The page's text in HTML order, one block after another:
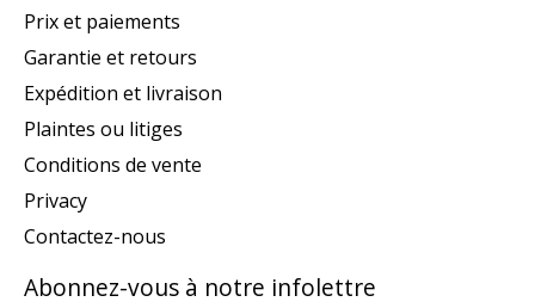
Prix et paiements
Garantie et retours
Expédition et livraison
Plaintes ou litiges
Conditions de vente
Privacy
Contactez-nous
Abonnez-vous à notre infolettre